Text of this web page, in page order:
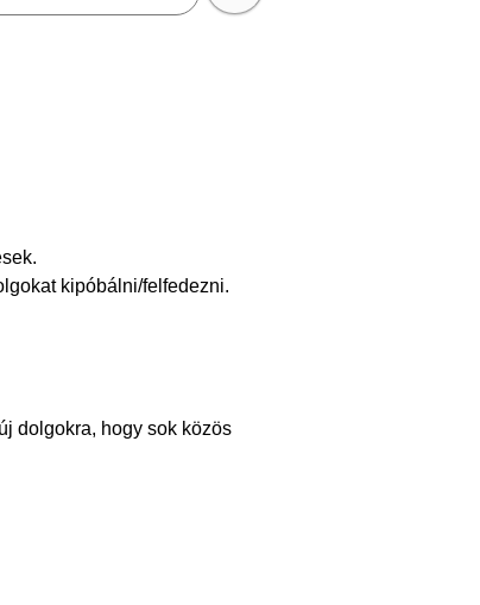
kipóbálni/felfedezni.
dolgokra, hogy sok közös